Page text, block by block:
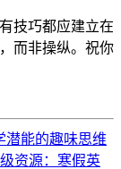
技巧都应建立在
而非操纵。祝你
潜能的趣味思维
资源：寒假英